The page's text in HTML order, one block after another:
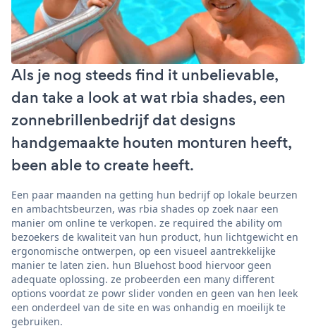
Als je nog steeds find it unbelievable,
dan take a look at wat rbia shades, een
zonnebrillenbedrijf dat designs
handgemaakte houten monturen heeft,
been able to create heeft.
Een paar maanden na getting hun bedrijf op lokale beurzen
en ambachtsbeurzen, was rbia shades op zoek naar een
manier om online te verkopen. ze required the ability om
bezoekers de kwaliteit van hun product, hun lichtgewicht en
ergonomische ontwerpen, op een visueel aantrekkelijke
manier te laten zien. hun Bluehost bood hiervoor geen
adequate oplossing. ze probeerden een many different
options voordat ze powr slider vonden en geen van hen leek
een onderdeel van de site en was onhandig en moeilijk te
gebruiken.